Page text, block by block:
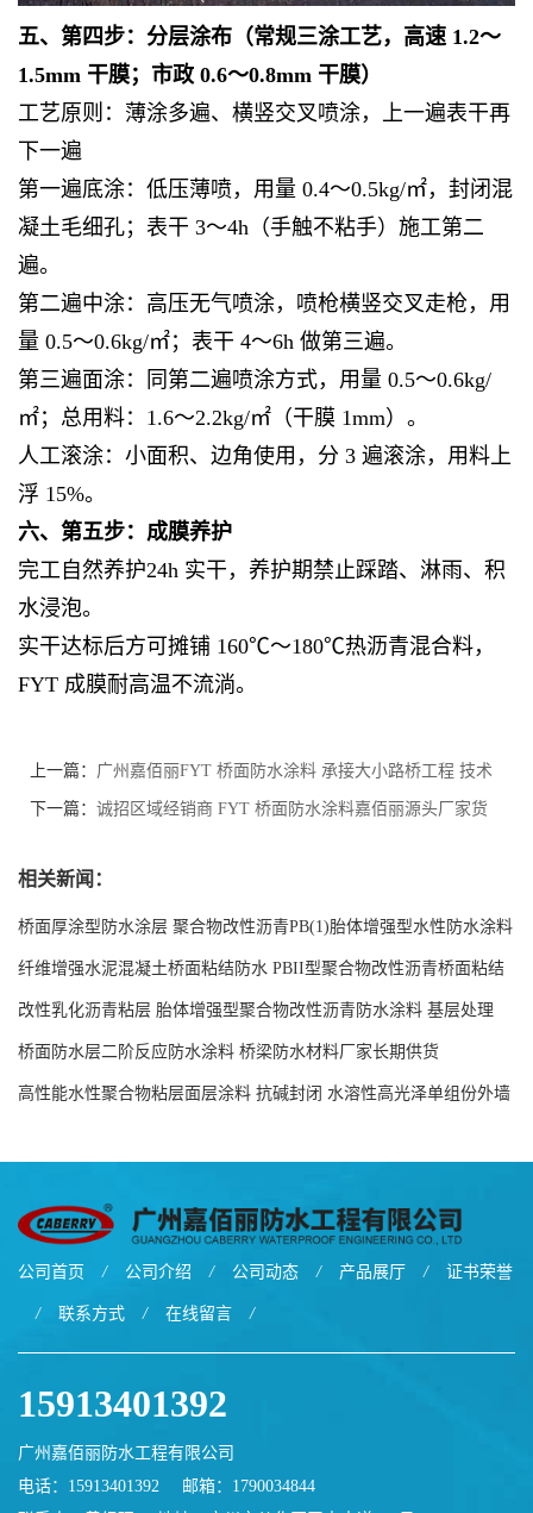
五、第四步：分层涂布（常规三涂工艺，高速 1.2～
1.5mm 干膜；市政 0.6～0.8mm 干膜）
工艺原则：薄涂多遍、横竖交叉喷涂，上一遍表干再
下一遍
第一遍底涂：低压薄喷，用量 0.4～0.5kg/㎡，封闭混
凝土毛细孔；表干 3～4h（手触不粘手）施工第二
遍。
第二遍中涂：高压无气喷涂，喷枪横竖交叉走枪，用
量 0.5～0.6kg/㎡；表干 4～6h 做第三遍。
第三遍面涂：同第二遍喷涂方式，用量 0.5～0.6kg/
㎡；总用料：1.6～2.2kg/㎡（干膜 1mm）。
人工滚涂：小面积、边角使用，分 3 遍滚涂，用料上
浮 15%。
六、第五步：成膜养护
完工自然养护24h 实干，养护期禁止踩踏、淋雨、积
水浸泡。
实干达标后方可摊铺 160℃～180℃热沥青混合料，
FYT 成膜耐高温不流淌。
上一篇： 广州嘉佰丽FYT 桥面防水涂料 承接大小路桥工程 技术
全程跟进
下一篇： 诚招区域经销商 FYT 桥面防水涂料嘉佰丽源头厂家货
相关新闻：
桥面厚涂型防水涂层 聚合物改性沥青PB(1)胎体增强型水性防水涂料
现货工厂
纤维增强水泥混凝土桥面粘结防水 PBII型聚合物改性沥青桥面粘结
防水涂料源头工厂
改性乳化沥青粘层 胎体增强型聚合物改性沥青防水涂料 基层处理
剂-双层双组份环氧树脂解说
桥面防水层二阶反应防水涂料 桥梁防水材料厂家长期供货
高性能水性聚合物粘层面层涂料 抗碱封闭 水溶性高光泽单组份外墙
公司首页 / 公司介绍 / 公司动态 / 产品展厅 / 证书荣誉
/ 联系方式 / 在线留言 /
15913401392
广州嘉佰丽防水工程有限公司
电话：15913401392
邮箱： 1790034844